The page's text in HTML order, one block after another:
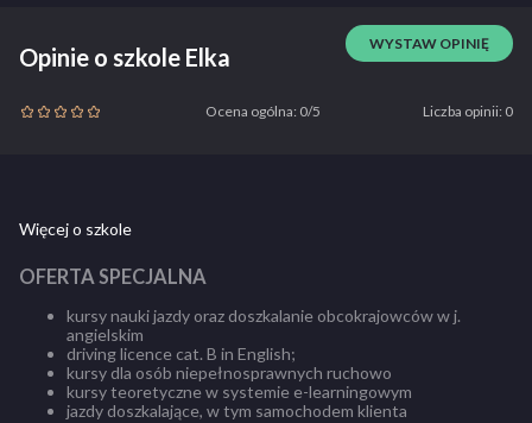
Opinie o szkole Elka
WYSTAW OPINIĘ
Ocena ogólna: 0/5 Liczba opinii: 0
Więcej o szkole
OFERTA SPECJALNA
kursy nauki jazdy oraz doszkalanie obcokrajowców w j.
angielskim
driving licence cat. B in English;
kursy dla osób niepełnosprawnych ruchowo
kursy teoretyczne w systemie e-learningowym
jazdy doszkalające, w tym samochodem klienta